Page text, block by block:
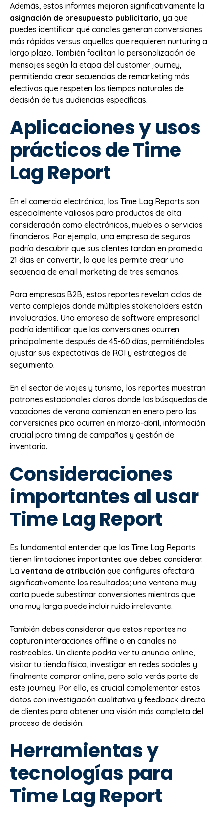
Además, estos informes mejoran significativamente la
asignación de presupuesto publicitario, ya que
puedes identificar qué canales generan conversiones
más rápidas versus aquellos que requieren nurturing a
largo plazo. También facilitan la personalización de
mensajes según la etapa del customer journey,
permitiendo crear secuencias de remarketing más
efectivas que respeten los tiempos naturales de
decisión de tus audiencias específicas.
Aplicaciones y usos
prácticos de Time
Lag Report
En el comercio electrónico, los Time Lag Reports son
especialmente valiosos para productos de alta
consideración como electrónicos, muebles o servicios
financieros. Por ejemplo, una empresa de seguros
podría descubrir que sus clientes tardan en promedio
21 días en convertir, lo que les permite crear una
secuencia de email marketing de tres semanas.
Para empresas B2B, estos reportes revelan ciclos de
venta complejos donde múltiples stakeholders están
involucrados. Una empresa de software empresarial
podría identificar que las conversiones ocurren
principalmente después de 45-60 días, permitiéndoles
ajustar sus expectativas de ROI y estrategias de
seguimiento.
En el sector de viajes y turismo, los reportes muestran
patrones estacionales claros donde las búsquedas de
vacaciones de verano comienzan en enero pero las
conversiones pico ocurren en marzo-abril, información
crucial para timing de campañas y gestión de
inventario.
Consideraciones
importantes al usar
Time Lag Report
Es fundamental entender que los Time Lag Reports
tienen limitaciones importantes que debes considerar.
La ventana de atribución que configures afectará
significativamente los resultados; una ventana muy
corta puede subestimar conversiones mientras que
una muy larga puede incluir ruido irrelevante.
También debes considerar que estos reportes no
capturan interacciones offline o en canales no
rastreables. Un cliente podría ver tu anuncio online,
visitar tu tienda física, investigar en redes sociales y
finalmente comprar online, pero solo verás parte de
este journey. Por ello, es crucial complementar estos
datos con investigación cualitativa y feedback directo
de clientes para obtener una visión más completa del
proceso de decisión.
Herramientas y
tecnologías para
Time Lag Report